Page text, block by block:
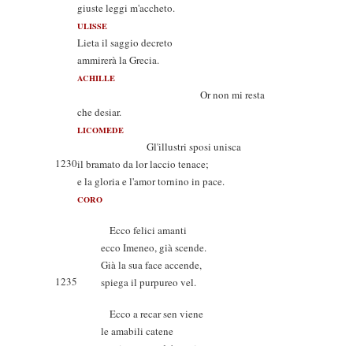
giuste leggi m'accheto.
ULISSE
Lieta il saggio decreto
ammirerà la Grecia.
ACHILLE
Or non mi resta
che desiar.
LICOMEDE
Gl'illustri sposi unisca
1230il bramato da lor laccio tenace;
e la gloria e l'amor tornino in pace.
CORO
Ecco felici amanti
ecco Imeneo, già scende.
Già la sua face accende,
1235
spiega il purpureo vel.
Ecco a recar sen viene
le amabili catene